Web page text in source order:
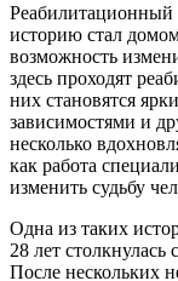
Реабилитационный
историю стал
возможность
здесь проходят
них становятся
зависимостями и
несколько
как работа
изменить судьбу
Одна из таких
28 лет столкнулась
После нескольких